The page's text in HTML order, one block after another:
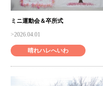
ミニ運動会＆卒所式
2026.04.01
晴れハレへいわ